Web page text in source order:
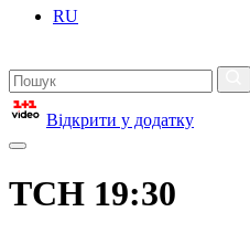
RU
Відкрити у додатку
ТСН 19:30